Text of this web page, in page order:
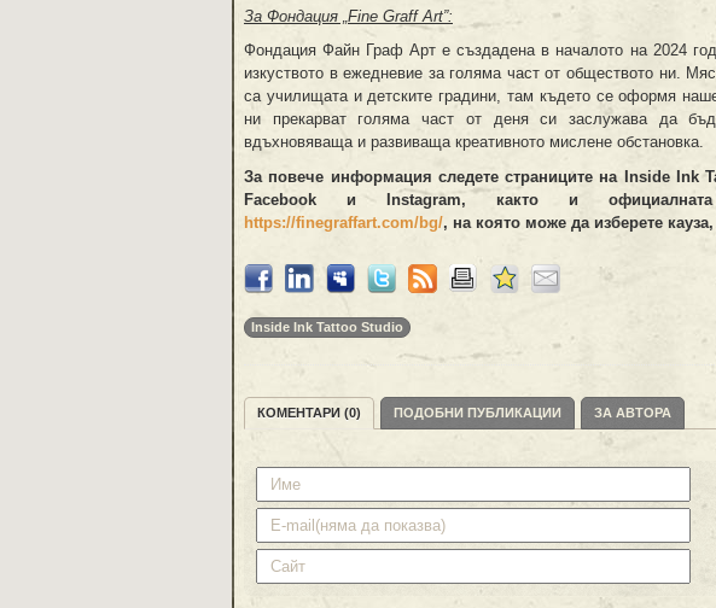
За Фондация „Fine Graff Art”:
Фондация Файн Граф Арт е създадена в началото на 2024
изкуството в ежедневие за голяма част от обществото ни.
са училищата и детските градини, там където се оформя
ни прекарват голяма част от деня си заслужава да
вдъхновяваща и развиваща креативното мислене обстановка.
За повече информация следете страниците на Inside
Facebook и Instagram, както и
https://finegraffart.com/bg/, на която може да изберете
Inside Ink Tattoo Studio
КОМЕНТАРИ (0) ПОДОБНИ ПУБЛИКАЦИИ ЗА АВТОРА